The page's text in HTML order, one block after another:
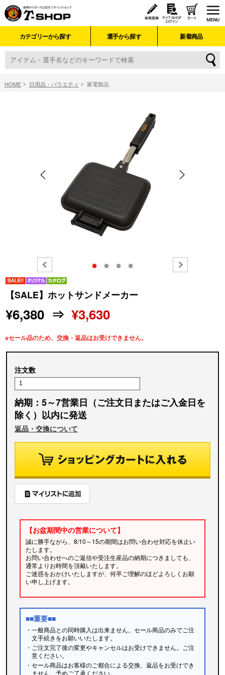
カテゴリーから探す 選手から探す 新着商品
HOME 日用品・バラエティ 家電製品
● ● ● ●
【SALE】ホットサンドメーカー
¥6,380 ⇒¥3,630
※セール品のため、交換・返品はお受けできません。
注文数
納期：5～7営業日（ご注文日またはご入金日を
除く）以内に発送
返品・交換について
【お盆期間中の営業について】
誠に勝手ながら、8/10～15の期間はお問い合わせ対応を休止い
たします。
お問い合わせへのご返信や受注生産品の納期につきましても、
通常よりお時間を頂戴いたします。
ご迷惑をおかけいたしますが、何卒ご理解のほどよろしくお願
い申し上げます。
■■重要■■
・一般商品との同時購入は出来ません。セール商品のみでご注
文手続きをお願いいたします。
・ご注文完了後の変更やキャンセルはお受けできません。ご注
意ください。
・セール商品はお客様のご都合による交換、返品をお受けでき
ません。予めご了承ください。